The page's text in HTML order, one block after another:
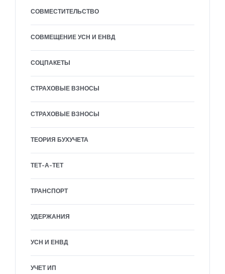
СОВМЕСТИТЕЛЬСТВО
СОВМЕЩЕНИЕ УСН И ЕНВД
СОЦПАКЕТЫ
СТРАХОВЫЕ ВЗНОСЫ
СТРАХОВЫЕ ВЗНОСЫ
ТЕОРИЯ БУХУЧЕТА
ТЕТ-А-ТЕТ
ТРАНСПОРТ
УДЕРЖАНИЯ
УСН И ЕНВД
УЧЕТ ИП